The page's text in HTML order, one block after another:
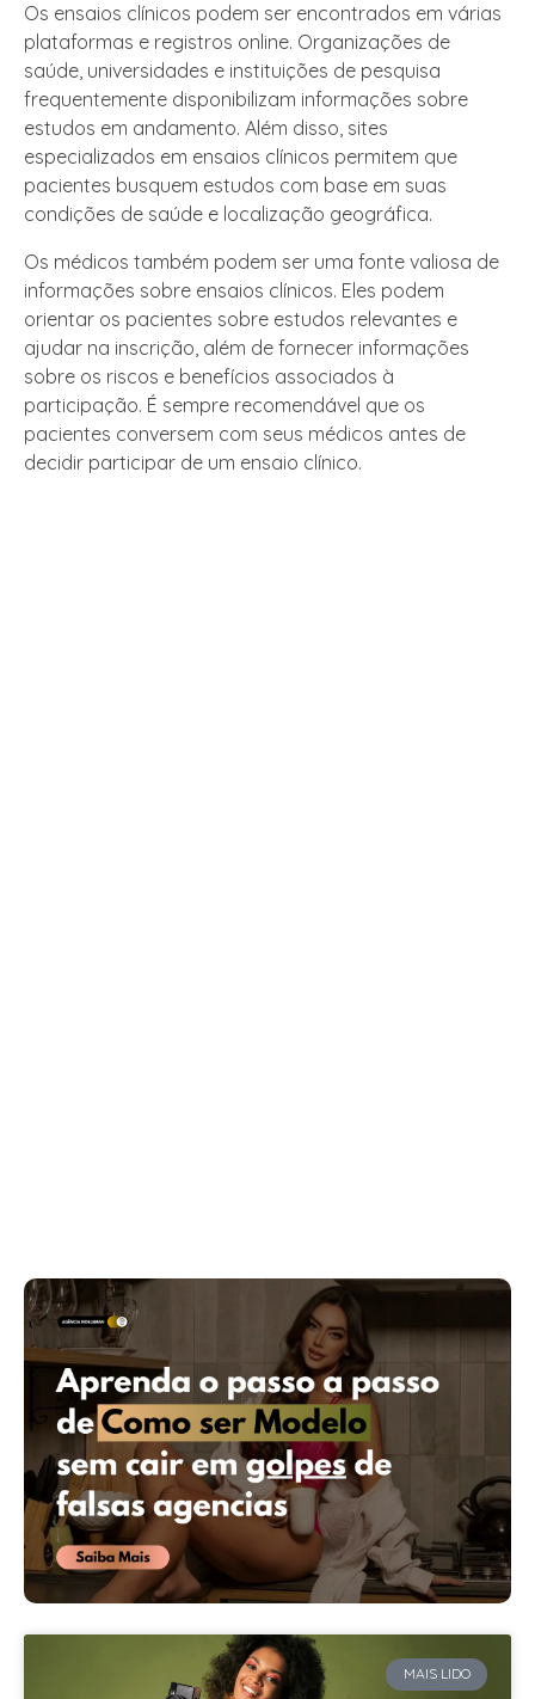
Os ensaios clínicos podem ser encontrados em várias
plataformas e registros online. Organizações de
saúde, universidades e instituições de pesquisa
frequentemente disponibilizam informações sobre
estudos em andamento. Além disso, sites
especializados em ensaios clínicos permitem que
pacientes busquem estudos com base em suas
condições de saúde e localização geográfica.
Os médicos também podem ser uma fonte valiosa de
informações sobre ensaios clínicos. Eles podem
orientar os pacientes sobre estudos relevantes e
ajudar na inscrição, além de fornecer informações
sobre os riscos e benefícios associados à
participação. É sempre recomendável que os
pacientes conversem com seus médicos antes de
decidir participar de um ensaio clínico.
MAIS LIDO